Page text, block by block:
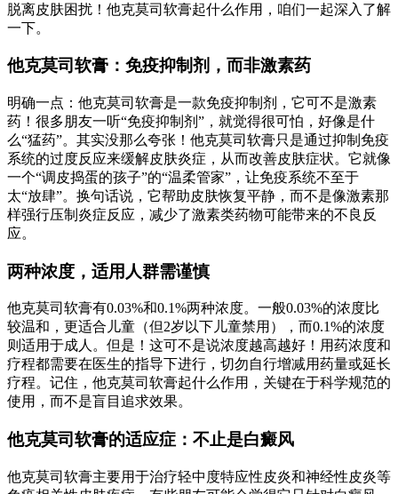
脱离皮肤困扰！他克莫司软膏起什么作用，咱们一起深入了解
一下。
他克莫司软膏：免疫抑制剂，而非激素药
明确一点：他克莫司软膏是一款免疫抑制剂，它可不是激素
药！很多朋友一听“免疫抑制剂”，就觉得很可怕，好像是什
么“猛药”。其实没那么夸张！他克莫司软膏只是通过抑制免疫
系统的过度反应来缓解皮肤炎症，从而改善皮肤症状。它就像
一个“调皮捣蛋的孩子”的“温柔管家”，让免疫系统不至于
太“放肆”。换句话说，它帮助皮肤恢复平静，而不是像激素那
样强行压制炎症反应，减少了激素类药物可能带来的不良反
应。
两种浓度，适用人群需谨慎
他克莫司软膏有0.03%和0.1%两种浓度。一般0.03%的浓度比
较温和，更适合儿童（但2岁以下儿童禁用），而0.1%的浓度
则适用于成人。但是！这可不是说浓度越高越好！用药浓度和
疗程都需要在医生的指导下进行，切勿自行增减用药量或延长
疗程。记住，他克莫司软膏起什么作用，关键在于科学规范的
使用，而不是盲目追求效果。
他克莫司软膏的适应症：不止是白癜风
他克莫司软膏主要用于治疗轻中度特应性皮炎和神经性皮炎等